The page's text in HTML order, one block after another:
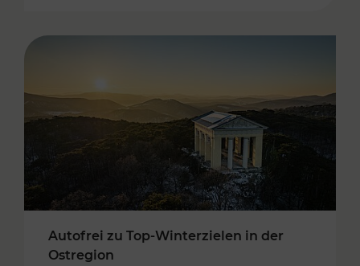
Autofrei zu Top-Winterzielen in der
Ostregion